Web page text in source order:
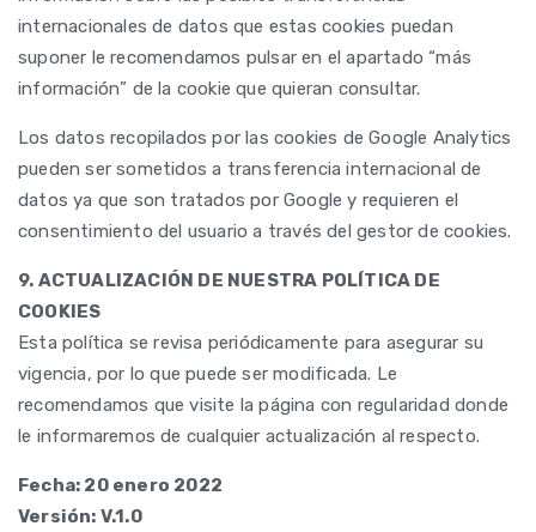
internacionales de datos que estas cookies puedan
suponer le recomendamos pulsar en el apartado “más
información” de la cookie que quieran consultar.
Los datos recopilados por las cookies de Google Analytics
pueden ser sometidos a transferencia internacional de
datos ya que son tratados por Google y requieren el
consentimiento del usuario a través del gestor de cookies.
9. ACTUALIZACIÓN DE NUESTRA POLÍTICA DE
COOKIES
Esta política se revisa periódicamente para asegurar su
vigencia, por lo que puede ser modificada. Le
recomendamos que visite la página con regularidad donde
le informaremos de cualquier actualización al respecto.
Fecha: 20 enero 2022
Versión: V.1.0